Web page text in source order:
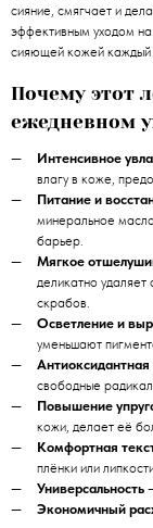
сияние, смягчает и
эффективным уходом
сияющей кожей каждый
Почему этот
ежедневном
Интенсивное
влагу в коже,
Питание и
минеральное
барьер.
Мягкое
деликатно
скрабов.
Осветление и
уменьшают
свободные
Повышение
кожи, делает её
Комфортная
плёнки или
Универсальность
Экономичный